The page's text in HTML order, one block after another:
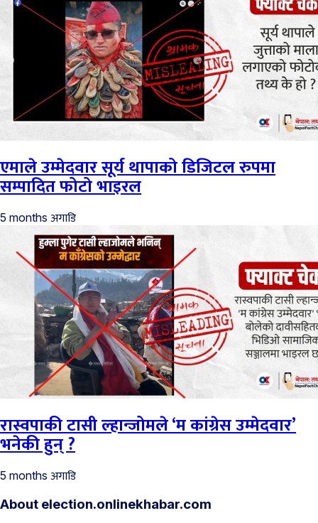
एमाले उम्मेदवार सूर्य थापाको डिजिटल रुपमा
सम्पादित फोटो भाइरल
5 months अगाडि
रास्वपाकी टासी ल्हान्जोमले ‘म कांग्रेस उम्मेदवार’
भनेकी हुन् ?
5 months अगाडि
About election.onlinekhabar.com